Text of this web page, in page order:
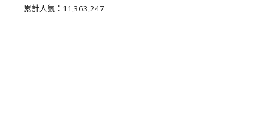
累計人氣： 11,363,247